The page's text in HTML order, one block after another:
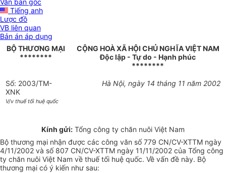
Văn bản gốc
Tiếng anh
Lược đồ
VB liên quan
Bản án áp dụng
BỘ THƯƠNG MẠI
********
CỘNG HOÀ XÃ HỘI CHỦ NGHĨA VIỆT NAM
Độc lập - Tự do - Hạnh phúc
********
Số: 2003/TM-
XNK
V/v thuế tối huệ quốc
Hà Nội, ngày 14 tháng 11 năm 2002
Kính gửi: Tổng công ty chăn nuôi Việt Nam
Bộ thương mại nhận được các công văn số 779 CN/CV-XTTM ngày
4/11/2002 và số 807 CN/CV-XTTM ngày 11/11/2002 của Tổng công
ty chăn nuôi Việt Nam về thuế tối huệ quốc. Về vấn đề này. Bộ
thương mại có ý kiến như sau: